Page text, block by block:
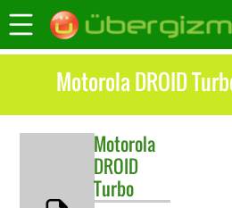
Motorola DROID
Motorola
DROID
Turbo